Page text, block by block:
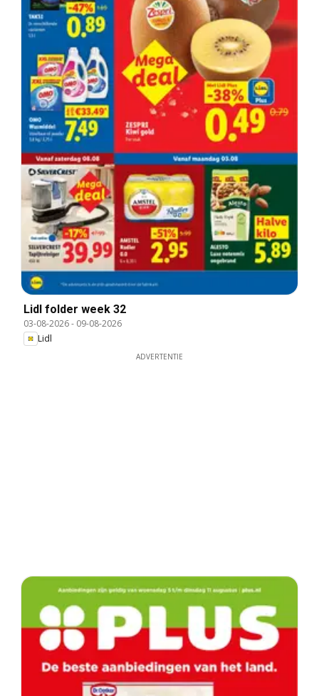
Lidl folder week 32
03-08-2026- 09-08-2026
Lidl
ADVERTENTIE